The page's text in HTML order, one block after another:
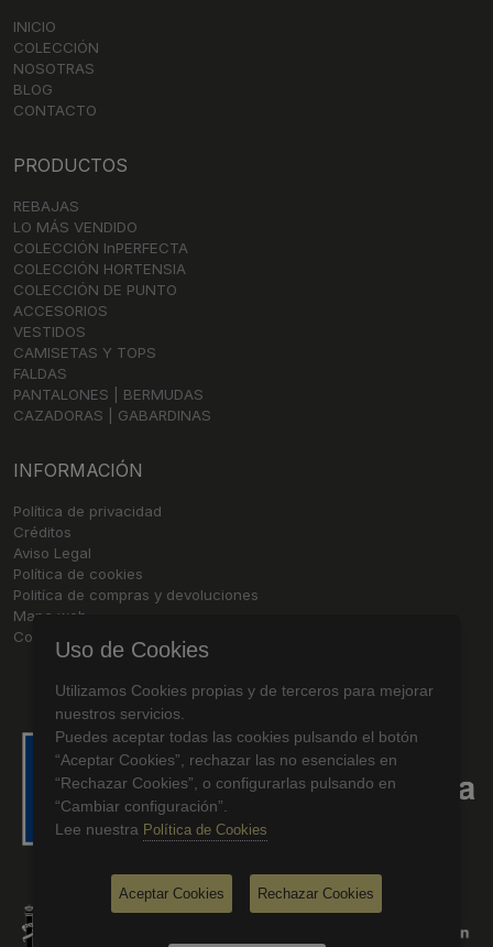
INICIO
COLECCIÓN
NOSOTRAS
BLOG
CONTACTO
PRODUCTOS
REBAJAS
LO MÁS VENDIDO
COLECCIÓN InPERFECTA
COLECCIÓN HORTENSIA
COLECCIÓN DE PUNTO
ACCESORIOS
VESTIDOS
CAMISETAS Y TOPS
FALDAS
PANTALONES | BERMUDAS
CAZADORAS | GABARDINAS
INFORMACIÓN
Política de privacidad
Créditos
Aviso Legal
Política de cookies
Politíca de compras y devoluciones
Mapa web
Contacto
Uso de Cookies
Utilizamos Cookies propias y de terceros para mejorar
nuestros servicios.
Puedes aceptar todas las cookies pulsando el botón
“Aceptar Cookies”, rechazar las no esenciales en
“Rechazar Cookies”, o configurarlas pulsando en
“Cambiar configuración”.
Lee nuestra Política de Cookies
Aceptar Cookies Rechazar Cookies